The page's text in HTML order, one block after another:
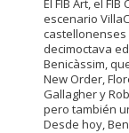
El FIB Art, el
escenario
decimoctava
Benicàssim,
New Order,
Gallagher y
pero también
Desde hoy,